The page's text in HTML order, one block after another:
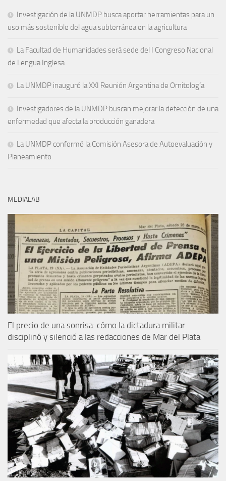
Investigación de la UNMDP busca aportar herramientas para un
uso más sostenible del agua subterránea en la agricultura
La Facultad de Humanidades será sede del I Congreso Nacional
de Lengua Inglesa
La UNMDP inauguró la XXI Reunión Argentina de Ornitología
Investigadores de la UNMDP buscan mejorar la detección de una
enfermedad que afecta la producción ganadera
La UNMDP conformó la Comisión Asesora de Autoevaluación y
Planeamiento
MEDIALAB
El precio de una sonrisa: cómo la dictadura militar
disciplinó y silenció a las redacciones de Mar del Plata